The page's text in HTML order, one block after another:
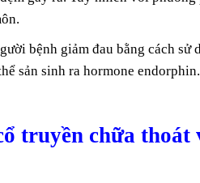
bệnh giảm đau bằng cách sử
sản sinh ra hormone
truyền chữa thoát